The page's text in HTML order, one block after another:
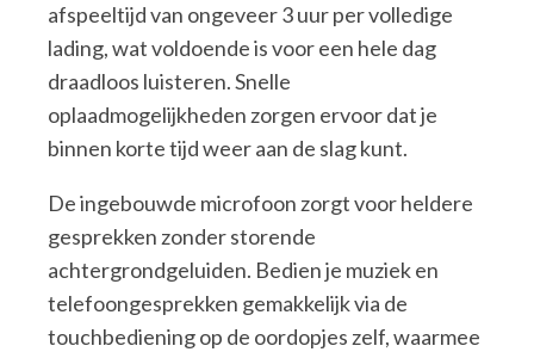
afspeeltijd van ongeveer 3 uur per volledige
lading, wat voldoende is voor een hele dag
draadloos luisteren. Snelle
oplaadmogelijkheden zorgen ervoor dat je
binnen korte tijd weer aan de slag kunt.
De ingebouwde microfoon zorgt voor heldere
gesprekken zonder storende
achtergrondgeluiden. Bedien je muziek en
telefoongesprekken gemakkelijk via de
touchbediening op de oordopjes zelf, waarmee